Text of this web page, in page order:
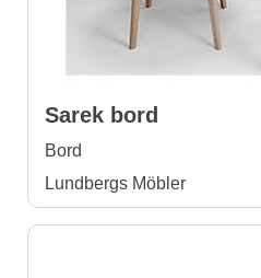
Sarek bord
Bord
Lundbergs Möbler